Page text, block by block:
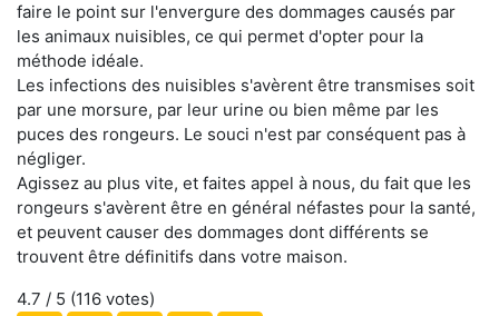
faire le point sur l'envergure des dommages causés par
les animaux nuisibles, ce qui permet d'opter pour la
méthode idéale.
Les infections des nuisibles s'avèrent être transmises soit
par une morsure, par leur urine ou bien même par les
puces des rongeurs. Le souci n'est par conséquent pas à
négliger.
Agissez au plus vite, et faites appel à nous, du fait que les
rongeurs s'avèrent être en général néfastes pour la santé,
et peuvent causer des dommages dont différents se
trouvent être définitifs dans votre maison.
4.7 / 5 (116 votes)